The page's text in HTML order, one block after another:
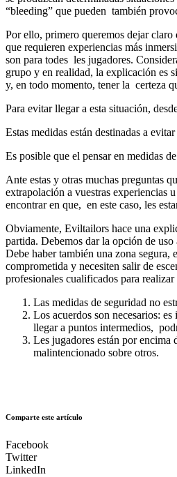
“bleeding” que pueden también
Por ello, primero queremos dejar
que requieren experiencias más
son para todes les jugadores.
grupo y en realidad, la explicación es
y, en todo momento, tener la certeza
Para evitar llegar a esta situación,
Estas medidas están destinadas a
Es posible que el pensar en medidas
Ante estas y otras muchas preguntas
extrapolación a vuestras experiencias
encontrar en que, en este caso, les
Obviamente, Eviltailors hace una
partida. Debemos dar la opción de
Debe haber también una zona segura,
comprometida y necesiten salir de
profesionales cualificados para
Las medidas de seguridad no
Los acuerdos son necesarios:
llegar a puntos intermedios,
Les jugadores están por
malintencionado sobre otros.
Comparte este artículo
Facebook
Twitter
LinkedIn